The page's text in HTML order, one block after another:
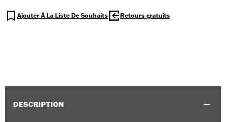
Ajouter À La Liste De Souhaits Retours gratuits
DESCRIPTION